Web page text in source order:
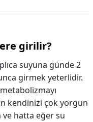
girilir?
suyuna günde 2
girmek yeterlidir.
kendinizi çok yorgun
ve hatta eğer su